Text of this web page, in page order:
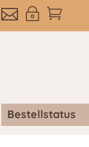

~

Bestellstatus